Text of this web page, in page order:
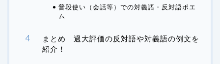
普段使い（会話等）での対義語・反対語ポエ
ム
まとめ 過大評価の反対語や対義語の例文を
紹介！